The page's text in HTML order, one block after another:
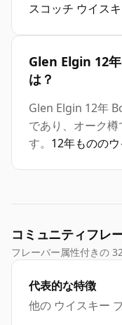
スコッチ ウイス
Glen Elgin 12
は？
Glen Elgin 12年
であり、オーク
す。 12年ものの
コミュニティフレ
フレーバー属性付きの
代表的な特徴
他の ウイスキー